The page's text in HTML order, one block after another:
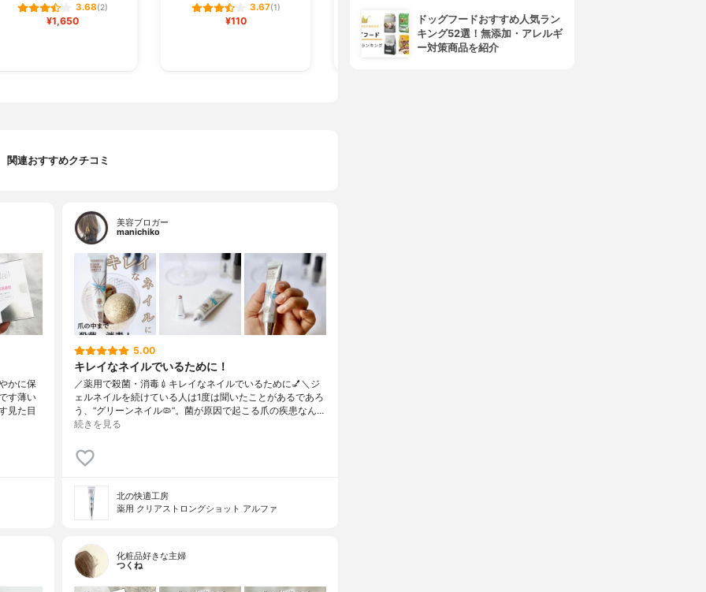
3.68(2)
¥1,650
3.67(1)
¥110
レミアムリッチネイル
3.66(2)
¥680
関連おすすめクチコミ
かに保
す薄い
見た目
美容ブロガー
manichiko
5.00
キレイなネイルでいるために！
／薬用で殺菌・消毒💉キレイなネイルでいるために💅＼ジ
ェルネイルを続けている人は1度は聞いたことがあるであろ
う、“グリーンネイル🦠“。菌が原因で起こる爪の疾患なん…
続きを見る
北の快適工房
薬用 クリアストロングショット アルファ
化粧品好きな主婦
つくね
ドッグフードおすすめ人気ラン
キング52選！無添加・アレルギ
ー対策商品を紹介